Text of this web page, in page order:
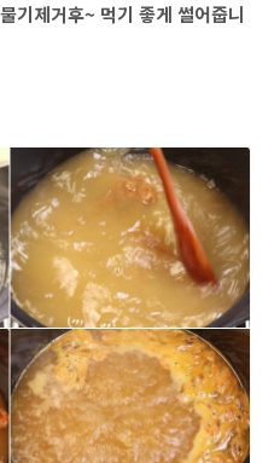
기제거후~ 먹기 좋게 썰어줍니